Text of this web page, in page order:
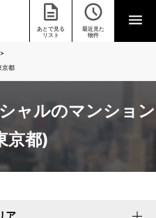
あとで見る
リスト
最近見た
物件
京都
ャルのマンション
京都)